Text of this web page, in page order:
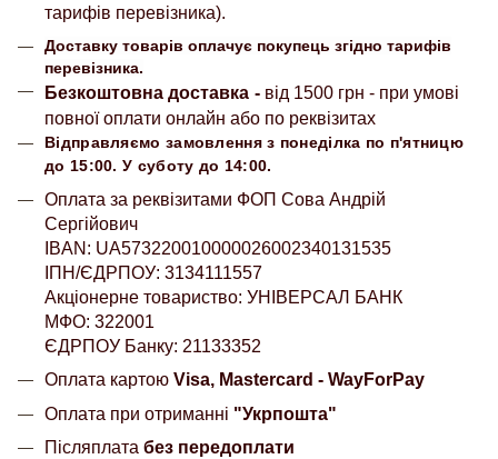
тарифів перевізника).
Доставку товарів оплачує покупець згідно тарифів
перевізника.
Безкоштовна доставка - від 1500 грн - при умові
повної оплати онлайн або по реквізитах
Відправляємо замовлення з понеділка по п'ятницю
до 15:00. У суботу до 14:00.
Оплата за реквізитами ФОП Сова Андрій
Сергійович
IBAN: UA573220010000026002340131535
ІПН/ЄДРПОУ: 3134111557
Акціонерне товариство: УНІВЕРСАЛ БАНК
МФО: 322001
ЄДРПОУ Банку: 21133352
Оплата картою Visa, Mastercard - WayForPay
Оплата при отриманні "Укрпошта"
Післяплата без передоплати